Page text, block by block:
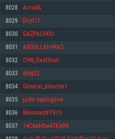
운영체제: Windows 10 (64 bit)
프로세서: 2.2 GHz 듀얼코어 이상
메모리: 4GB
그래픽 카드: DirectX 11 이상을 지원
GeForce GT 660. 최소 사양 해상도:
네트워크: 브로드밴드 인터넷
여유 저장 공간: 22.1 GB (최소 클라이언
권장 사양
운영체제: Mac OS Big Sur 11.0
프로세서: 최소 2.2 GHz의 Core i5
메모리: 6 GB
그래픽 카드: Metal 을 지원하는 Intel
능을 가지는 Mac 버전의 AMD/Nvidia.
네트워크: 브로드밴드 인터넷
여유 저장 공간: 22.1 GB (최소 클라이언
권장 사양
운영체제: 64bit Linux 중 최신 버전
프로세서: 2.4 GHz 듀얼코어
메모리: 4 GB
그래픽 카드: Vulkan 을 지원하고, 최신
660 (6개월 미만) 혹은 그와 동급의 성
원하는 AMD (6개월 미만; 최소사양 지
네트워크: 브로드밴드 인터넷
여유 저장 공간: 22.1 GB (최소 클라이언
권장 사양
운영체제: Ubuntu 20.04 64bit
8028 ArcudA
8029 Dryll17
8030 GAZPACHOO
8031 ABDULLAH-IRAQ
8032 CHN_Deathrun
8033 ding22
8034 General_pinoche1
8035 juste najim@live
8036 Renamed#7913
8037 14CвиH0мATKA88